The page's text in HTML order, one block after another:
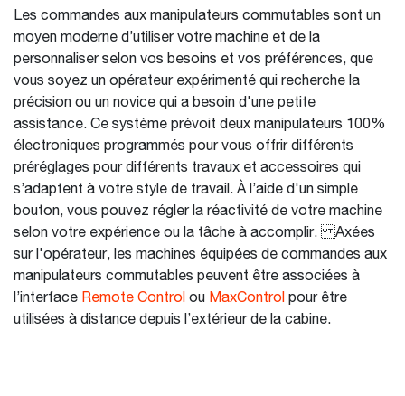
Les commandes aux manipulateurs commutables sont un
moyen moderne d’utiliser votre machine et de la
personnaliser selon vos besoins et vos préférences, que
vous soyez un opérateur expérimenté qui recherche la
précision ou un novice qui a besoin d'une petite
assistance. Ce système prévoit deux manipulateurs 100%
électroniques programmés pour vous offrir différents
préréglages pour différents travaux et accessoires qui
s’adaptent à votre style de travail. À l’aide d'un simple
bouton, vous pouvez régler la réactivité de votre machine
selon votre expérience ou la tâche à accomplir. Axées
sur l'opérateur, les machines équipées de commandes aux
manipulateurs commutables peuvent être associées à
l’interface Remote Control ou MaxControl pour être
utilisées à distance depuis l’extérieur de la cabine.